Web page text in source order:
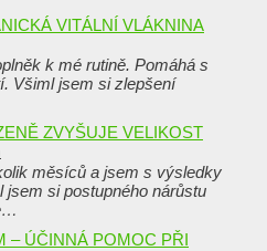
VITÁLNÍ VLÁKNINA
k mé rutině. Pomáhá s
Všiml jsem si zlepšení
ZVYŠUJE VELIKOST
měsíců a jsem s výsledky
jsem si postupného nárůstu
– ÚČINNÁ POMOC PŘI